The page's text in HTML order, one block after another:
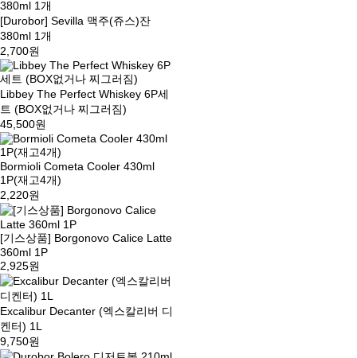
[Durobor] Sevilla 맥주(쥬스)잔
380ml 1개
2,700원
Libbey The Perfect Whiskey 6P세
트 (BOX없거나 찌그러짐)
45,500원
Bormioli Cometa Cooler 430ml
1P(재고4개)
2,220원
[기스상품] Borgonovo Calice Latte
360ml 1P
2,925원
Excalibur Decanter (엑스칼리버 디
켄터) 1L
9,750원